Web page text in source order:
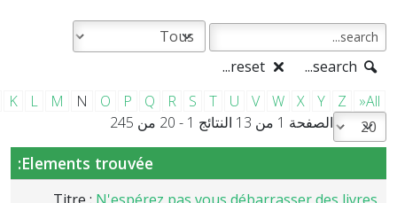
K
L M N O P Q R S T U V W X Y Z
»All
الصفحة 1 من 13 النتائج 1 - 20 من 245
Elements trouvée: